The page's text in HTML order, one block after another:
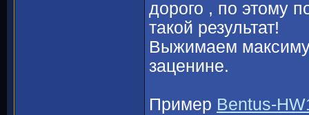
дорого , по этому
такой результат!
Выжимаем
заценине.
Пример Bentus-